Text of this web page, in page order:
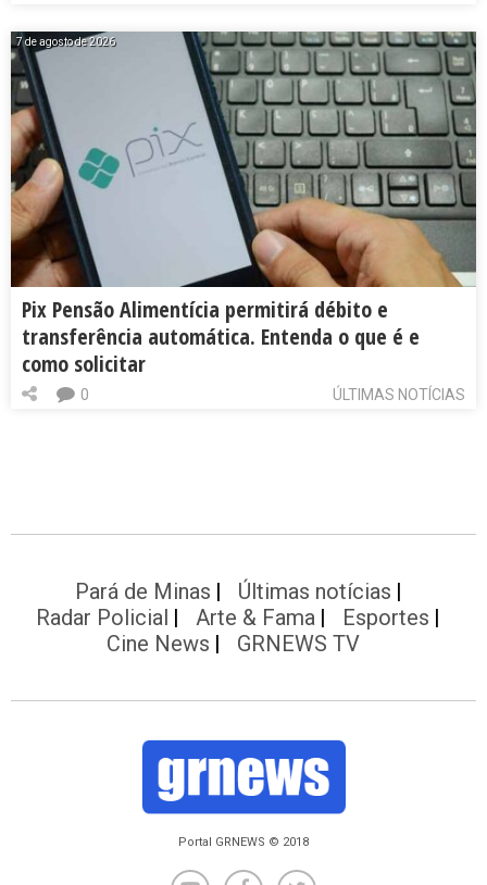
7 de agosto de 2026
Pix Pensão Alimentícia permitirá débito e
transferência automática. Entenda o que é e
como solicitar
ÚLTIMAS NOTÍCIAS
0
Pará de Minas
Últimas notícias
Radar Policial
Arte & Fama
Esportes
Cine News
GRNEWS TV
Portal GRNEWS © 2018